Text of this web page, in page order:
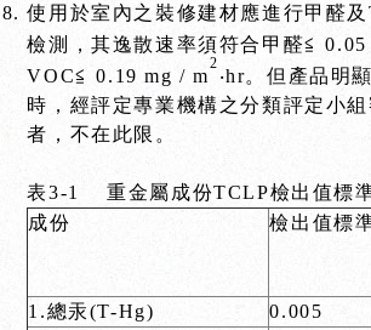
使用於室內之裝修建材應進行甲醛
檢測，其逸散速率須符合甲醛≦ 0.05
VOC≦ 0.19 mg / m
2
‧hr。但產品明
時，經評定專業機構之分類評定小
者，不在此限。
表3-1 重金屬成份TCLP檢出值標
成份 檢出值
1.總汞(T-Hg)
0.005